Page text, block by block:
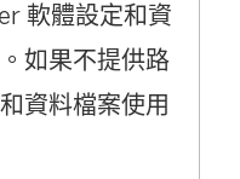
軟體設定和資
如果不提供路
資料檔案使用